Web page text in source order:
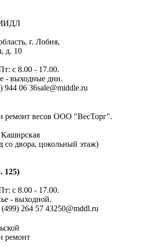
г. Лобня,
д. 10
с 8.00 - 17.00.
- выходные дни.
944 06 36sale@middle.ru
ремонт весов ООО "ВесТорг".
Каширская
со двора, цокольный этаж)
125)
с 8.00 - 17.00.
- выходной.
264 57 43250@mddl.ru
ремонт